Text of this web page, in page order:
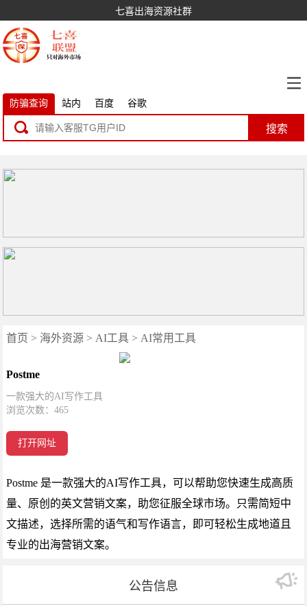
七喜出海资源社群
防骗查询 站内 百度 谷歌
搜索
首页 > 海外资源 > AI工具 > AI常用工具
Postme
一款强大的AI写作工具
浏览次数：465
打开网址
Postme 是一款强大的AI写作工具，可以帮助您快速生成高质
量、原创的英文营销文案，助您征服全球市场。只需简短中
文描述，选择所需的语气和写作语言，即可轻松生成地道且
专业的出海营销文案。
公告信息